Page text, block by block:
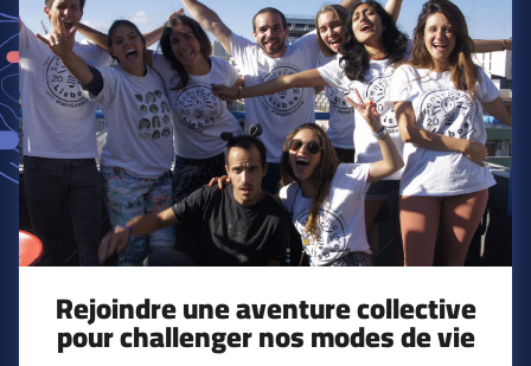
Rejoindre une aventure collective
pour challenger nos modes de vie